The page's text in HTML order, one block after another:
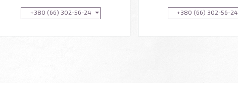
+380 (66) 302-56-24 +380 (66) 302-56-24